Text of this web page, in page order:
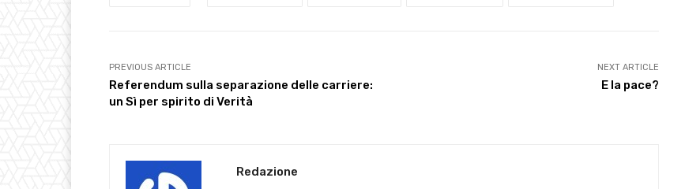
PREVIOUS ARTICLE
Referendum sulla separazione delle carriere:
un Sì per spirito di Verità
NEXT ARTICLE
E la pace?
Redazione